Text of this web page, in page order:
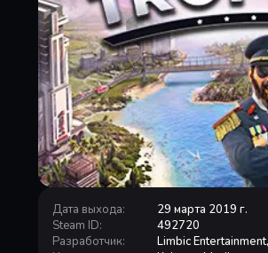
Дата выхода:
29 марта 2019 г.
Steam ID:
492720
Разработчик:
Limbic